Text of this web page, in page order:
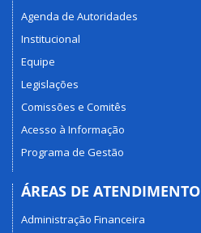
Agenda de Autoridades
Institucional
Equipe
Legislações
Comissões e Comitês
Acesso à Informação
Programa de Gestão
ÁREAS DE ATENDIMENTO
Administração Financeira